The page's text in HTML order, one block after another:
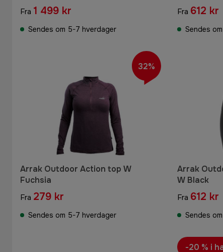
Fra 1 499 kr
Sendes om 5-7 hverdager
Fra 612 kr
Sendes
Arrak Outdoor Action top W
Fuchsia
Fra 279 kr
Sendes om 5-7 hverdager
32%
Arrak
W Black
Fra 612 kr
Sendes
-20 % i